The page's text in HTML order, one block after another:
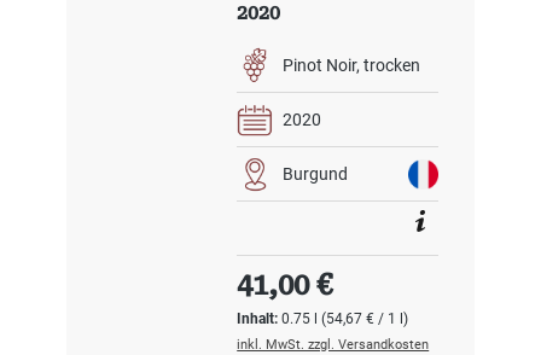
2020
Pinot Noir trocken
2020
Burgund
Inhalt:0.75 l(54,67 € / 1 l)
Regulärer Preis:
41,00 €
inkl. MwSt. zzgl. Versandkosten